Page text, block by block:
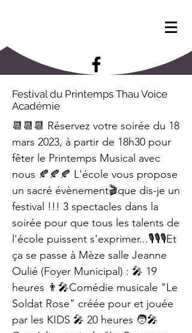
Festival du Printemps Thau Voice
Académie
📆📆📆 Réservez votre soirée du 18
mars 2023, à partir de 18h30 pour
fêter le Printemps Musical avec
nous 🍂🍂🍂 L'école vous propose
un sacré évènement🎬que dis-je un
festival !!! 3 spectacles dans la
soirée pour que tous les talents de
l'école puissent s'exprimer...🎙🎙🎙Et
ça se passe à Mèze salle Jeanne
Oulié (Foyer Municipal) : 🎤 19
heures 👨‍🎤Comédie musicale "Le
Soldat Rose" créée pour et jouée
par les KIDS 🎤 20 heures 🧑‍🎤